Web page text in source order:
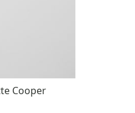
Cooper